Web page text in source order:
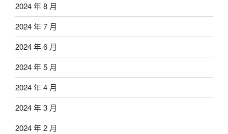
2024 年 8 月
2024 年 7 月
2024 年 6 月
2024 年 5 月
2024 年 4 月
2024 年 3 月
2024 年 2 月